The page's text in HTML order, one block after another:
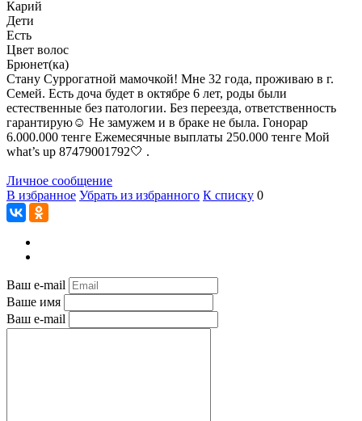
Карий
Дети
Есть
Цвет волос
Брюнет(ка)
Стану Суррогатной мамочкой! Мне 32 года, проживаю в г.
Семей. Есть доча будет в октябре 6 лет, роды были
естественные без патологии. Без переезда, ответственность
гарантирую☺️ Не замужем и в браке не была. Гонорар
6.000.000 тенге Ежемесячные выплаты 250.000 тенге Мой
what’s up 87479001792🤍 .
Личное сообщение
В избранное Убрать из избранного К списку 0
Ваш e-mail
Ваше имя
Ваш e-mail